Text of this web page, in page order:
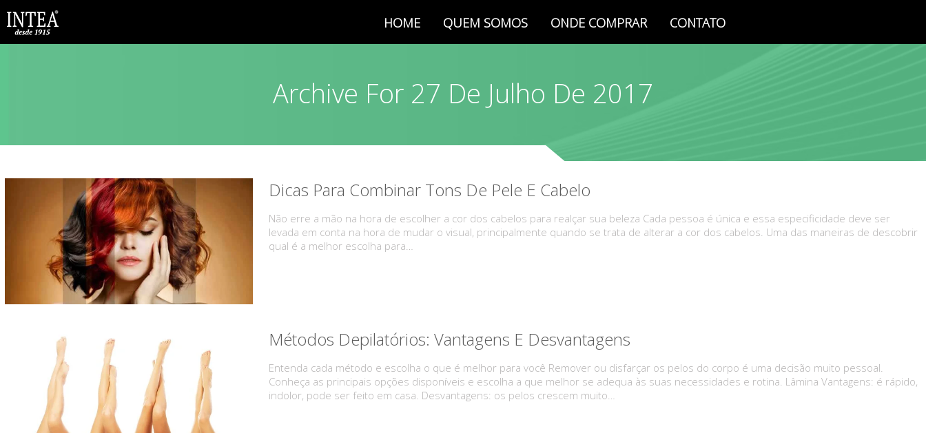
HOME QUEM SOMOS ONDE COMPRAR CONTATO
Archive For 27 De Julho De 2017
Dicas Para Combinar Tons De Pele E Cabelo
Não erre a mão na hora de escolher a cor dos cabelos para realçar sua beleza Cada pessoa é única e essa especificidade deve ser
levada em conta na hora de mudar o visual, principalmente quando se trata de alterar a cor dos cabelos. Uma das maneiras de descobrir
qual é a melhor escolha para…
Métodos Depilatórios: Vantagens E Desvantagens
Entenda cada método e escolha o que é melhor para você Remover ou disfarçar os pelos do corpo é uma decisão muito pessoal.
Conheça as principais opções disponíveis e escolha a que melhor se adequa às suas necessidades e rotina. Lâmina Vantagens: é rápido,
indolor, pode ser feito em casa. Desvantagens: os pelos crescem muito…